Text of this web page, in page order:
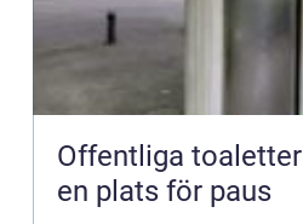
Offentliga toaletter mer än bara
en plats för paus